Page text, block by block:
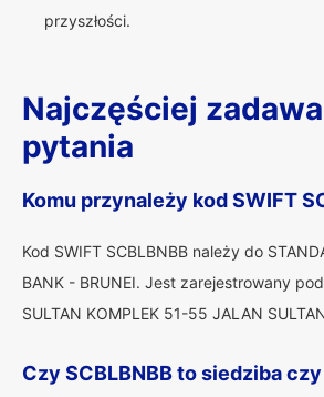
przyszłości.
Najczęściej
pytania
Komu przynależy kod SWIFT
Kod SWIFT SCBLBNBB należy do
BANK - BRUNEI. Jest zarejestrowany
SULTAN KOMPLEK 51-55 JALAN
Czy SCBLBNBB to siedziba czy